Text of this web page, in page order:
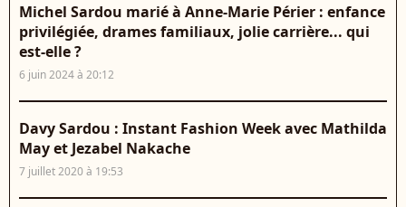
Michel Sardou marié à Anne-Marie Périer : enfance
privilégiée, drames familiaux, jolie carrière... qui
est-elle ?
6 juin 2024 à 20:12
Davy Sardou : Instant Fashion Week avec Mathilda
May et Jezabel Nakache
7 juillet 2020 à 19:53